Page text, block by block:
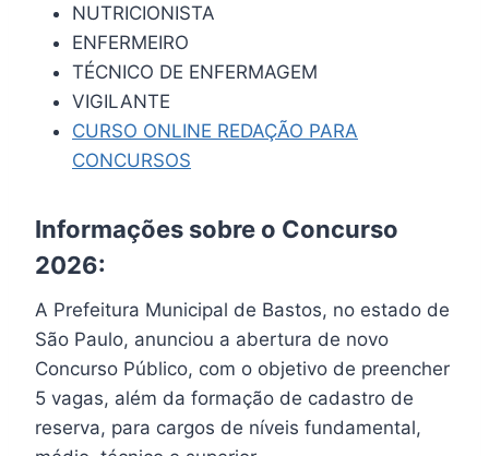
NUTRICIONISTA
ENFERMEIRO
TÉCNICO DE ENFERMAGEM
VIGILANTE
CURSO ONLINE REDAÇÃO PARA
CONCURSOS
Informações sobre o Concurso
2026:
A Prefeitura Municipal de Bastos, no estado de
São Paulo, anunciou a abertura de novo
Concurso Público, com o objetivo de preencher
5 vagas, além da formação de cadastro de
reserva, para cargos de níveis fundamental,